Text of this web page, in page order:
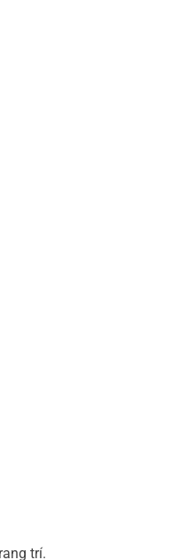
trí.